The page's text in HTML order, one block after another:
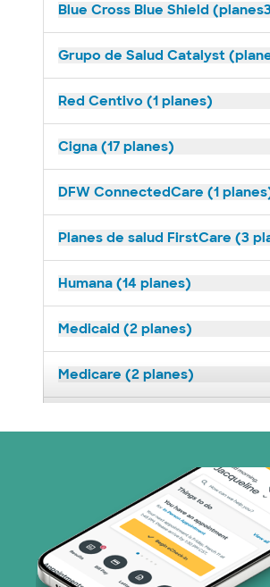
Blue Cross Blue Shield
Grupo de Salud Catalyst
Red Centivo (1 planes)
Cigna (17 planes)
DFW ConnectedCare (1
Planes de salud FirstCare (3
Humana (14 planes)
Medicaid (2 planes)
Medicare (2 planes)
Prism Electric (1 planes)
Plan de Salud Superior (19
Tricare (3 planes)